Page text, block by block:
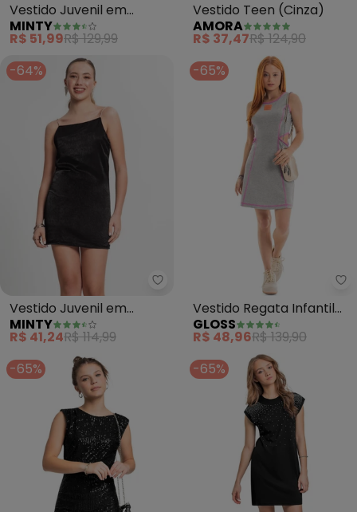
Vestido Juvenil em
Ribana Canelada Lurex
(Preto)
MINTY
R$ 51,99R$ 129,99
Vestido Teen (Cinza)
AMORA
R$ 37,47R$ 124,90
-64%
Minty - Vestido Juvenil em
Vestido Juvenil em
Viscopoly (Preto)
MINTY
R$ 41,24R$ 114,99
-65%
Vestido Regata Infantil
(Cinza)
GLOSS
R$ 48,96R$ 139,90
-65%
-65%